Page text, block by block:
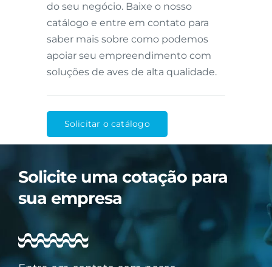
do seu negócio. Baixe o nosso
catálogo e entre em contato para
saber mais sobre como podemos
apoiar seu empreendimento com
soluções de aves de alta qualidade.
Solicitar o catálogo
Solicite uma cotação para
sua empresa